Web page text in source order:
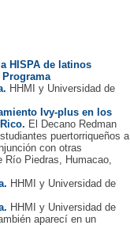
HISPA de latinos
Programa
HHMI y Universidad de
Ivy-plus en los
El Decano Redman
puertorriqueños a
con otras
Río Piedras, Humacao,
HHMI y Universidad de
HHMI y Universidad de
aparecí en un